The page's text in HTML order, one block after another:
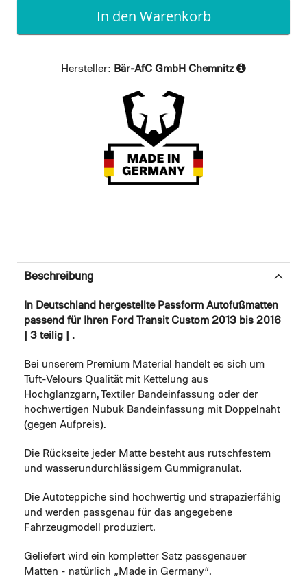
In den Warenkorb
Hersteller: Bär-AfC GmbH Chemnitz
Beschreibung
In Deutschland hergestellte Passform Autofußmatten
passend für Ihren Ford Transit Custom 2013 bis 2016
| 3 teilig | .
Bei unserem Premium Material handelt es sich um
Tuft-Velours Qualität mit Kettelung aus
Hochglanzgarn, Textiler Bandeinfassung oder der
hochwertigen Nubuk Bandeinfassung mit Doppelnaht
(gegen Aufpreis).
Die Rückseite jeder Matte besteht aus rutschfestem
und wasserundurchlässigem Gummigranulat.
Die Autoteppiche sind hochwertig und strapazierfähig
und werden passgenau für das angegebene
Fahrzeugmodell produziert.
Geliefert wird ein kompletter Satz passgenauer
Matten - natürlich „Made in Germany“.